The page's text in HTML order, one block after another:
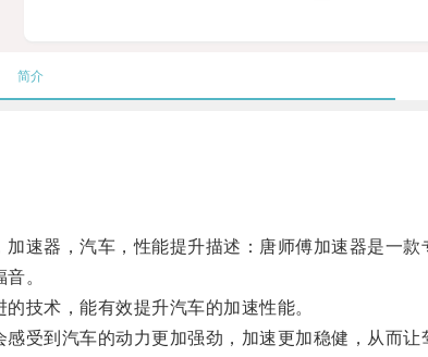
简介
器，汽车，性能提升描述：唐师傅加速器是一款
。
术，能有效提升汽车的加速性能。
到汽车的动力更加强劲，加速更加稳健，从而让